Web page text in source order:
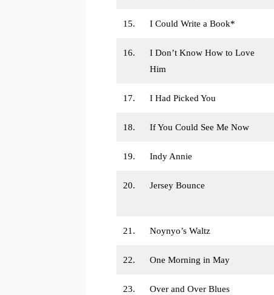
15. I Could Write a Book*
16.
I Don’t Know How to Love
Him
17. I Had Picked You
18. If You Could See Me Now
19. Indy Annie
20. Jersey Bounce
21. Noynyo’s Waltz
22. One Morning in May
23. Over and Over Blues